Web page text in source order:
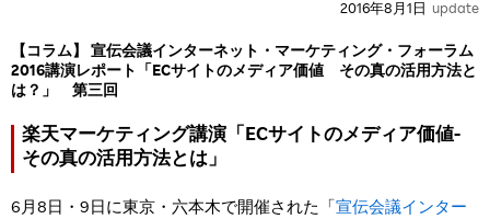
2016年8月1日 update
【コラム】 宣伝会議インターネット・マーケティング・フォーラム
2016講演レポート「ECサイトのメディア価値 その真の活用方法と
は？」 第三回
楽天マーケティング講演「ECサイトのメディア価値-
その真の活用方法とは」
6月8日・9日に東京・六本木で開催された「 宣伝会議インター